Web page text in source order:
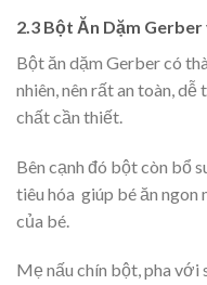
2.3 Bột Ăn Dặm
Bột ăn dặm Gerber có
nhiên, nên rất an toàn,
chất cần thiết.
Bên cạnh đó bột còn bổ
tiêu hóa giúp bé ăn
của bé.
Mẹ nấu chín bột, pha với